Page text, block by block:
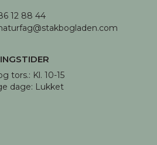
12 88 44
tors.: Kl. 10-15
dage: Lukket